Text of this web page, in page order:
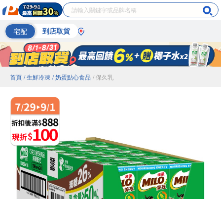
宅配 到店取貨
首頁 / 生鮮冷凍 / 奶蛋點心食品 / 保久乳